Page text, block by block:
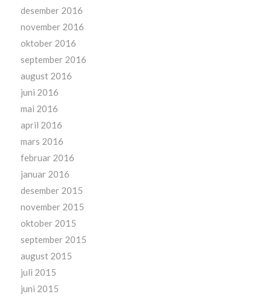
desember 2016
november 2016
oktober 2016
september 2016
august 2016
juni 2016
mai 2016
april 2016
mars 2016
februar 2016
januar 2016
desember 2015
november 2015
oktober 2015
september 2015
august 2015
juli 2015
juni 2015